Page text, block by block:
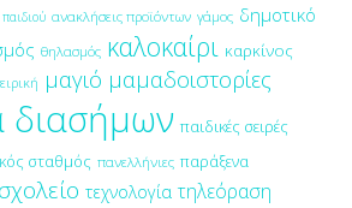
ανακλήσεις προϊόντων γάμος δημοτικό
θηλασμός καλοκαίρι καρκίνος
μαγιό μαμαδοιστορίες
διασήμων παιδικές σειρές
σταθμός πανελλήνιες παράξενα
σχολείο τεχνολογία τηλεόραση